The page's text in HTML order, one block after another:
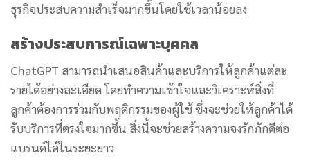
ธุรกิจประสบความสำเร็จมากขึ้นโดยใช้เวลาน้อยลง
สร้างประสบการณ์เฉพาะบุคคล
ChatGPT สามารถนำเสนอสินค้าและบริการให้ลูกค้าแต่ละ
รายได้อย่างละเอียด โดยทำความเข้าใจและวิเคราะห์สิ่งที่
ลูกค้าต้องการร่วมกับพฤติกรรมของผู้ใช้ ซึ่งจะช่วยให้ลูกค้าได้
รับบริการที่ตรงใจมากขึ้น สิ่งนี้จะช่วยสร้างความจงรักภักดีต่อ
แบรนด์ได้ในระยะยาว